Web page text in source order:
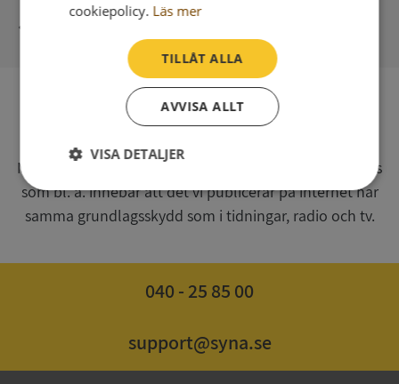
Syna har för webbplatsen www.syna.se ett av
Myndigheten för press, radio och tv s.k. utgivningsbevis
som bl. a. innebär att det vi publicerar på internet har
samma grundlagsskydd som i tidningar, radio och tv.
040 - 25 85 00
support@syna.se
cookiepolicy. Läs mer
TILLÅT ALLA
AVVISA ALLT
VISA DETALJER
Strikt
nödvändigt
Prestanda Inriktning